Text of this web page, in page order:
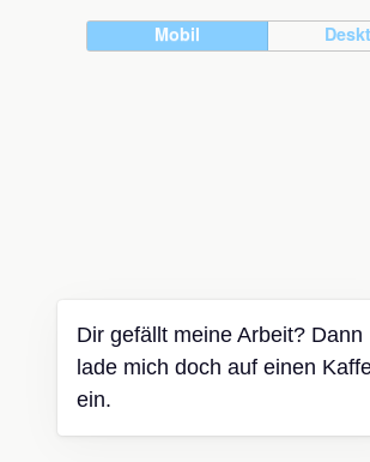
Mobil
Dir gefällt meine Arbeit? Dann
lade mich doch auf einen
ein.